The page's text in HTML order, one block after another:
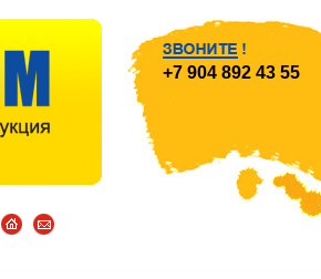
+7 904 892 43 55